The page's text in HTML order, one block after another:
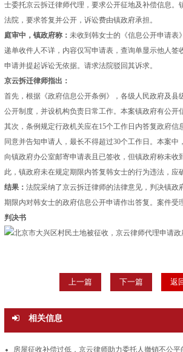
士委托京云拆迁律师代理，要求公开征地及补偿信息。
法院，要求答复并公开，诉讼费由镇政府承担。
庭审中，镇政府称： 未收到韩女士的《信息公开申请表
递单收件人不详，内容仅写申请表，查询单显示他人签
申请并提起诉讼无依据。请求法院驳回其诉求。
京云拆迁律师指出：
首先，根据《政府信息公开条例》，各级人民政府及县
公开制度，并设机构负责日常工作。本案镇政府有公开
其次，条例规定行政机关应在15个工作日内答复政府信
同意并告知申请人，最长不得超过30个工作日。本案中
向镇政府办公室邮寄申请表且已签收，但镇政府称未收
此，镇政府未在规定期限内答复韩女士的行为违法，应
结果： 法院采纳了京云拆迁律师的法律意见，判决镇政
期限内对韩女士的政府信息公开申请作出答复。案件受
判决书
上一篇 下一篇 返
相关信息
房屋征收补偿过低，京云律师助力委托人撤销不公平